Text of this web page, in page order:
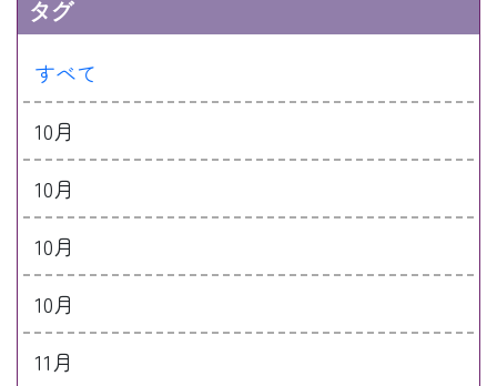
タグ
すべて
10月
10月
10月
10月
11月